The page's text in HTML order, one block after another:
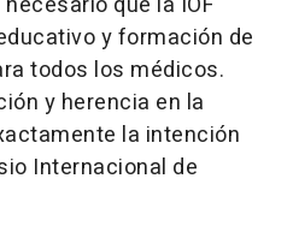
y formación de
todos los médicos.
y herencia en la
la intención
Internacional de